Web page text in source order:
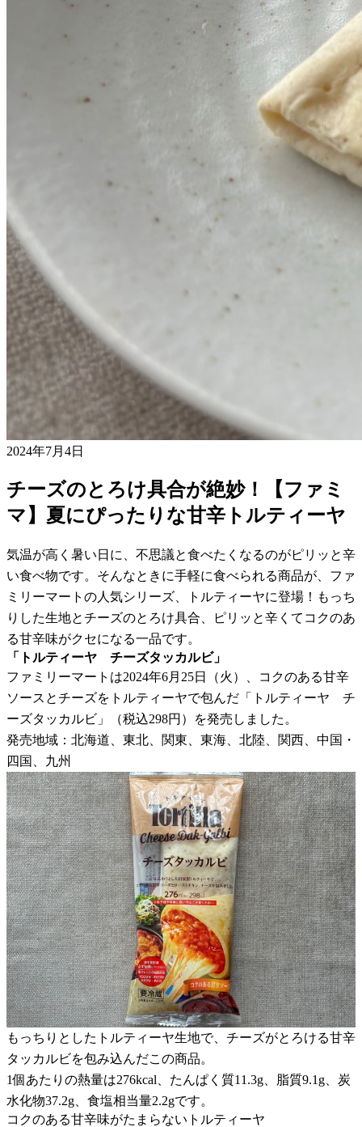
2024年7月4日
チーズのとろけ具合が絶妙！【ファミ
マ】夏にぴったりな甘辛トルティーヤ
気温が高く暑い日に、不思議と食べたくなるのがピリッと辛
い食べ物です。そんなときに手軽に食べられる商品が、ファ
ミリーマートの人気シリーズ、トルティーヤに登場！もっち
りした生地とチーズのとろけ具合、ピリッと辛くてコクのあ
る甘辛味がクセになる一品です。
「トルティーヤ チーズタッカルビ」
ファミリーマートは2024年6月25日（火）、コクのある甘辛
ソースとチーズをトルティーヤで包んだ「トルティーヤ チ
ーズタッカルビ」（税込298円）を発売しました。
発売地域：北海道、東北、関東、東海、北陸、関西、中国・
四国、九州
もっちりとしたトルティーヤ生地で、チーズがとろける甘辛
タッカルビを包み込んだこの商品。
1個あたりの熱量は276kcal、たんぱく質11.3g、脂質9.1g、炭
水化物37.2g、食塩相当量2.2gです。
コクのある甘辛味がたまらないトルティーヤ